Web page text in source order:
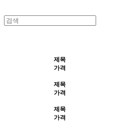
제목
가격
제목
가격
제목
가격